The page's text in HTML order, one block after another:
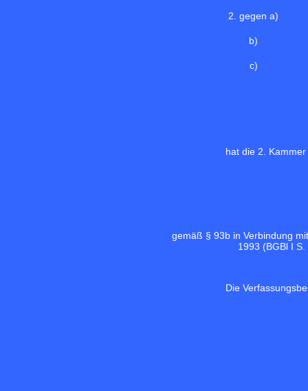
2. gegen a)
b)
c)
hat die 2.
gemäß § 93b in Verbindung
1993 (BGBl I S.
Die